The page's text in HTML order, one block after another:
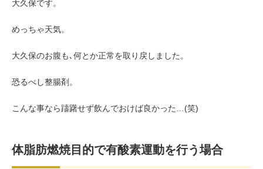
大久保です。
めっちゃ天気。
大久保のお腹も､何とか正常を取り戻しました。
恐るべし整腸剤。
こんな事なら躊躇せず飲んでおけば良かった…(笑)
体脂肪燃焼目的で有酸素運動を行う場合